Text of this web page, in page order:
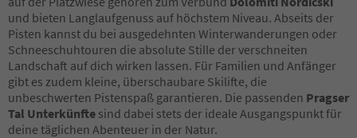
und bieten Langlaufgenuss auf höchstem Niveau. Abseits der
Pisten kannst du bei ausgedehnten Winterwanderungen oder
Schneeschuhtouren die absolute Stille der verschneiten
Landschaft auf dich wirken lassen. Für Familien und Anfänger
gibt es zudem kleine, überschaubare Skilifte, die
unbeschwerten Pistenspaß garantieren. Die passenden Pragser
Tal Unterkünfte sind dabei stets der ideale Ausgangspunkt für
deine täglichen Abenteuer in der Natur.